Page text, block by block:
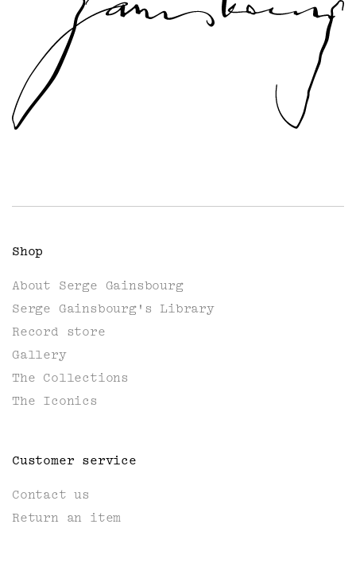
Shop
About Serge Gainsbourg
Serge Gainsbourg's Library
Record store
Gallery
The Collections
The Iconics
Customer service
Contact us
Return an item